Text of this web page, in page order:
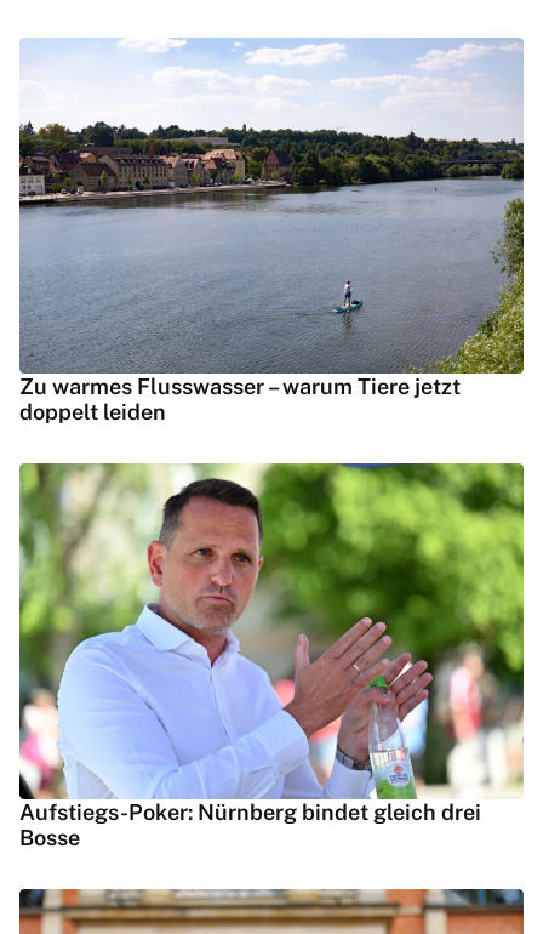
Zu warmes Flusswasser – warum Tiere jetzt
doppelt leiden
Aufstiegs-Poker: Nürnberg bindet gleich drei
Bosse